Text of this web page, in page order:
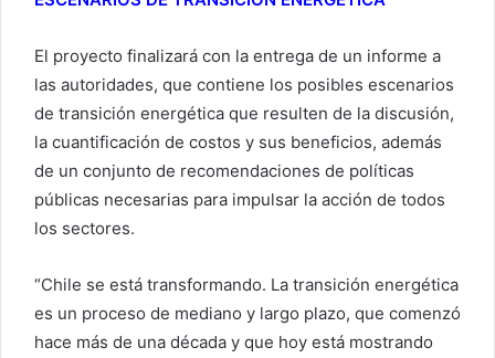
El proyecto finalizará con la entrega de un informe a
las autoridades, que contiene los posibles escenarios
de transición energética que resulten de la discusión,
la cuantificación de costos y sus beneficios, además
de un conjunto de recomendaciones de políticas
públicas necesarias para impulsar la acción de todos
los sectores.
“Chile se está transformando. La transición energética
es un proceso de mediano y largo plazo, que comenzó
hace más de una década y que hoy está mostrando